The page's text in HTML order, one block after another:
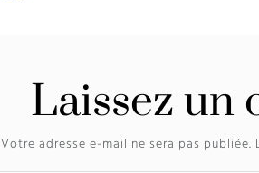
Laissez un
Votre adresse e-mail ne sera pas publiée.